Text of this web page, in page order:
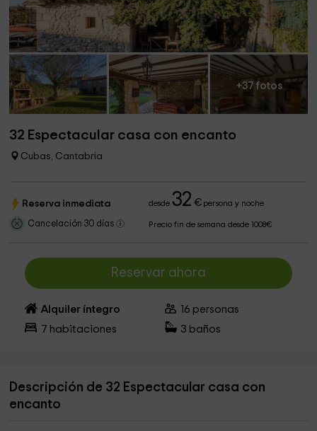
+37 fotos
32 Espectacular casa con encanto
Cubas, Cantabria
Reserva inmediata desde32 €persona y noche
Cancelación 30 días Precio fin de semana desde 1008€
Reservar ahora
Alquiler íntegro 16 personas
7 habitaciones 3 baños
Descripción de 32 Espectacular casa con
encanto